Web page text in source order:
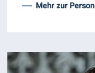
Mehr zur Person